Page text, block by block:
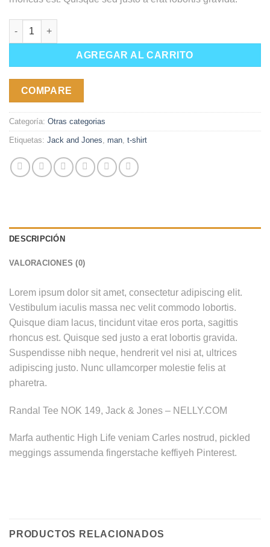
Randal Tee Jack & Jones cantidad
AGREGAR AL CARRITO
COMPARE
Categoría: Otras categorias
Etiquetas: Jack and Jones man t-shirt
DESCRIPCIÓN
VALORACIONES (0)
Lorem ipsum dolor sit amet, consectetur adipiscing elit.
Vestibulum iaculis massa nec velit commodo lobortis.
Quisque diam lacus, tincidunt vitae eros porta, sagittis
rhoncus est. Quisque sed justo a erat lobortis gravida.
Suspendisse nibh neque, hendrerit vel nisi at, ultrices
adipiscing justo. Nunc ullamcorper molestie felis at
pharetra.
Randal Tee NOK 149, Jack & Jones – NELLY.COM
Marfa authentic High Life veniam Carles nostrud, pickled
meggings assumenda fingerstache keffiyeh Pinterest.
PRODUCTOS RELACIONADOS